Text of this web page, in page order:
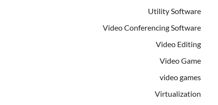
Utility Software
Video Conferencing Software
Video Editing
Video Game
video games
Virtualization